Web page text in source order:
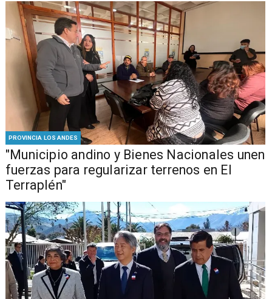
PROVINCIA LOS ANDES
"Municipio andino y Bienes Nacionales unen
fuerzas para regularizar terrenos en El
Terraplén"